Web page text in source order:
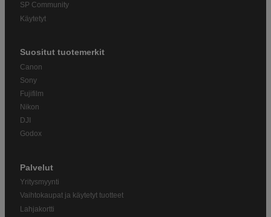
SP Community
Käytetyt
Suositut tuotemerkit
Canon
Sony
Fujifilm
Nikon
DJI
Godox
Palvelut
Yritysmyynti
Vaihtokaupat ja käytetyt tuotteet
Lahjakortti